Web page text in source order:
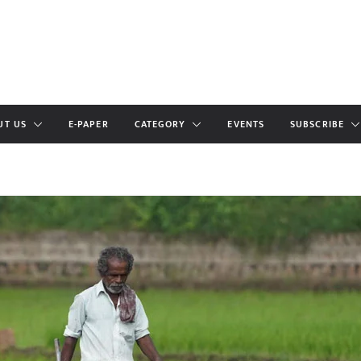
US E-PAPER CATEGORY EVENTS SUBSCRIBE